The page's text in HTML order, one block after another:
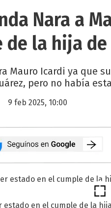
Nara a
la hija de
Mauro Icardi ya que
pero no había
9 feb 2025, 10:00
en el cumple de la hija